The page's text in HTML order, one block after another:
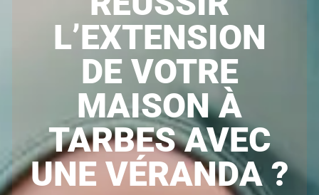
L’EXTENSION
DE VOTRE
MAISON À
TARBES AVEC
UNE VÉRANDA ?